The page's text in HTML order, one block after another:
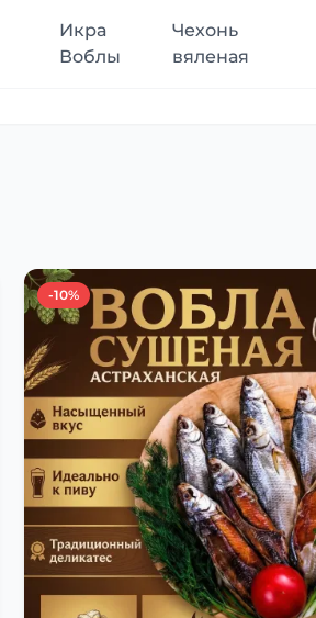
Икра
Воблы
Чехонь
вяленая
-10%